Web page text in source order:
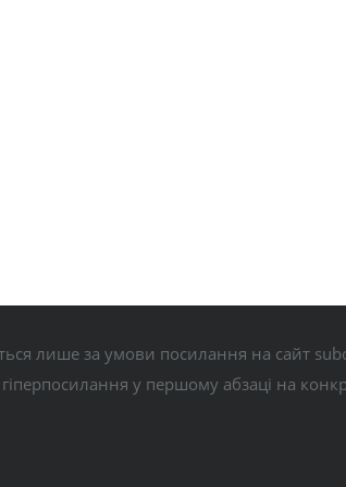
лише за умови посилання на сайт
у першому абзаці на